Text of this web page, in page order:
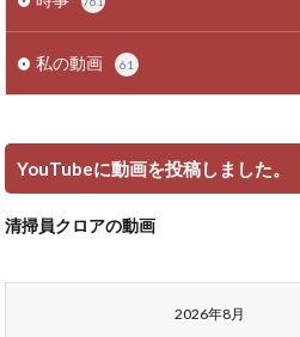
私の動画 61
YouTubeに動画を投稿しました。
清掃員クロアの動画
2026年8月